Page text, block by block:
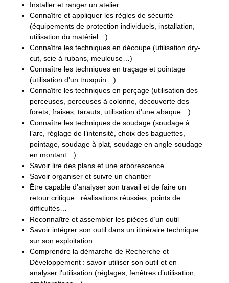
Installer et ranger un atelier
Connaître et appliquer les règles de sécurité
(équipements de protection individuels, installation,
utilisation du matériel…)
Connaître les techniques en découpe (utilisation dry-
cut, scie à rubans, meuleuse…)
Connaître les techniques en traçage et pointage
(utilisation d’un trusquin…)
Connaître les techniques en perçage (utilisation des
perceuses, perceuses à colonne, découverte des
forets, fraises, tarauts, utilisation d’une abaque…)
Connaître les techniques de soudage (soudage à
l’arc, réglage de l’intensité, choix des baguettes,
pointage, soudage à plat, soudage en angle soudage
en montant…)
Savoir lire des plans et une arborescence
Savoir organiser et suivre un chantier
Être capable d’analyser son travail et de faire un
retour critique : réalisations réussies, points de
difficultés…
Reconnaître et assembler les pièces d’un outil
Savoir intégrer son outil dans un itinéraire technique
sur son exploitation
Comprendre la démarche de Recherche et
Développement : savoir utiliser son outil et en
analyser l’utilisation (réglages, fenêtres d’utilisation,